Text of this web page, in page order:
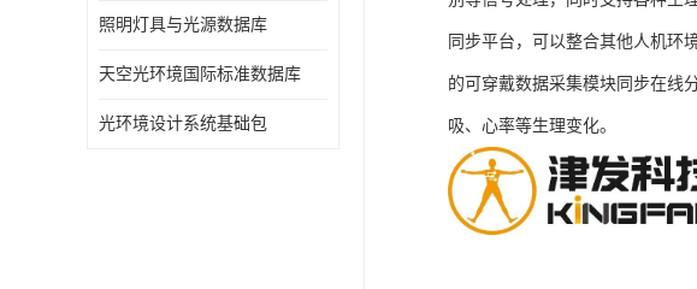
照明灯具与光源数据库
天空光环境国际标准数据库
光环境设计系统基础包
同步平台，可以整合其他人机环
的可穿戴数据采集模块同步在线
吸、心率等生理变化。